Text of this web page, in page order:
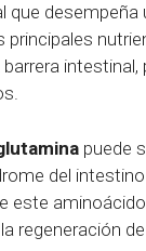
puede
del
regeneración